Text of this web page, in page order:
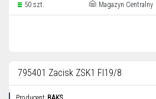
50 szt. Magazyn Centralny
795401 Zacisk ZSK1 FI19/8